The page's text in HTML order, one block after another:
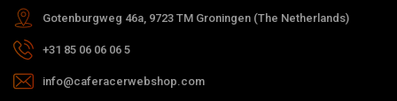
Gotenburgweg 46a, 9723 TM Groningen (The Netherlands)
+31 85 06 06 06 5
info@caferacerwebshop.com